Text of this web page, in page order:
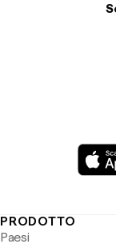
PRODOTTO
Paesi